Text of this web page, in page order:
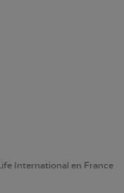
International en France